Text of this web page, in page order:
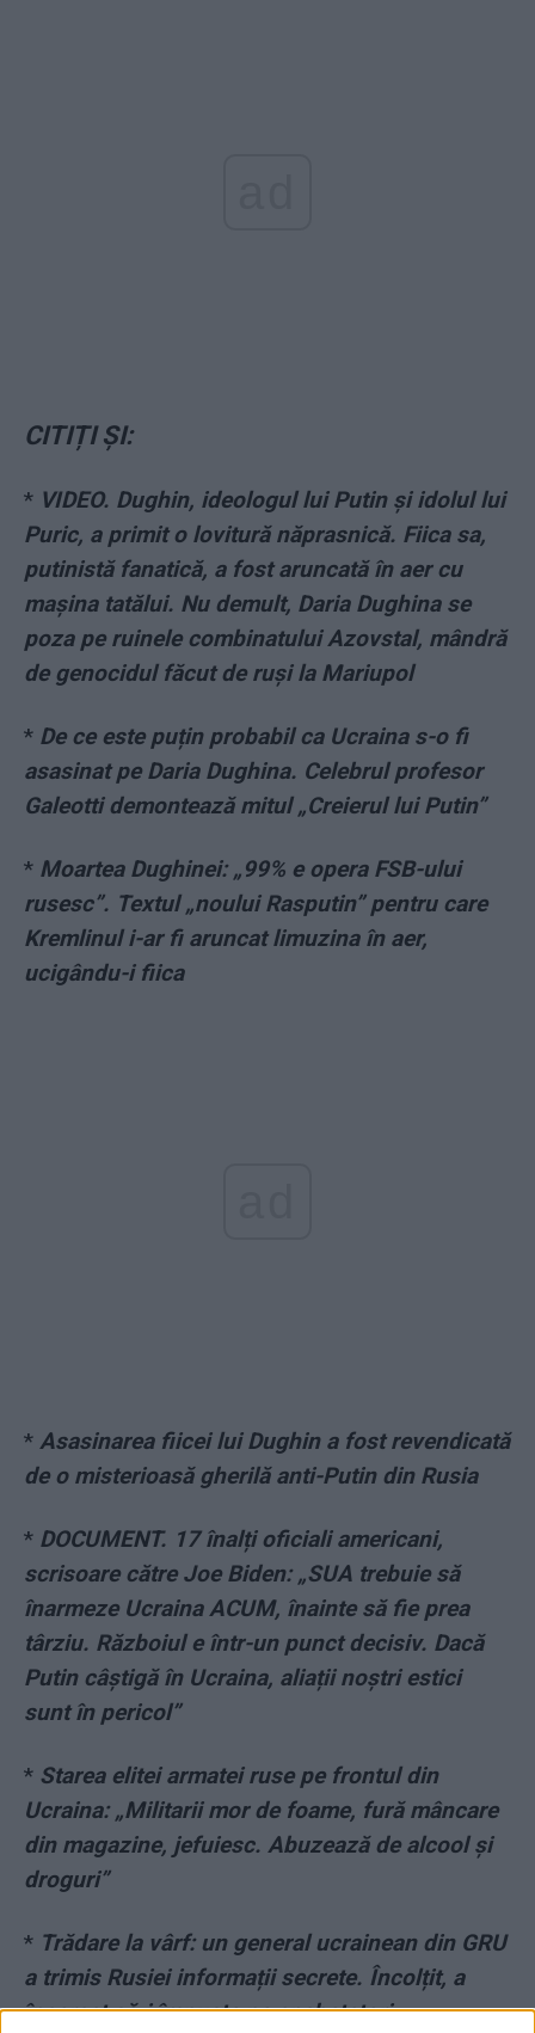
CITIȚI ȘI:
* VIDEO. Dughin, ideologul lui Putin și idolul lui
Puric, a primit o lovitură năprasnică. Fiica sa,
putinistă fanatică, a fost aruncată în aer cu
mașina tatălui. Nu demult, Daria Dughina se
poza pe ruinele combinatului Azovstal, mândră
de genocidul făcut de ruși la Mariupol
* De ce este puțin probabil ca Ucraina s-o fi
asasinat pe Daria Dughina. Celebrul profesor
Galeotti demontează mitul „Creierul lui Putin”
* Moartea Dughinei: „99% e opera FSB-ului
rusesc”. Textul „noului Rasputin” pentru care
Kremlinul i-ar fi aruncat limuzina în aer,
ucigându-i fiica
* Asasinarea fiicei lui Dughin a fost revendicată
de o misterioasă gherilă anti-Putin din Rusia
* DOCUMENT. 17 înalți oficiali americani,
scrisoare către Joe Biden: „SUA trebuie să
înarmeze Ucraina ACUM, înainte să fie prea
târziu. Războiul e într-un punct decisiv. Dacă
Putin câștigă în Ucraina, aliații noștri estici
sunt în pericol”
* Starea elitei armatei ruse pe frontul din
Ucraina: „Militarii mor de foame, fură mâncare
din magazine, jefuiesc. Abuzează de alcool și
droguri”
* Trădare la vârf: un general ucrainean din GRU
a trimis Rusiei informații secrete. Încolțit, a
încercat să-i împuște pe anchetatori